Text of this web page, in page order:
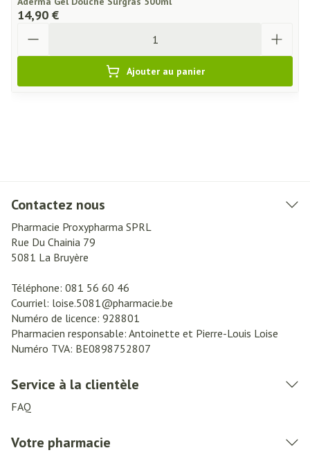
14,90 €
Ajouter au panier
Contactez nous
Pharmacie Proxypharma SPRL
Rue Du Chainia 79
5081 La Bruyère
Téléphone: 081 56 60 46
Courriel: loise.5081@pharmacie.be
Numéro de licence: 928801
Pharmacien responsable: Antoinette et Pierre-Louis Loise
Numéro TVA: BE0898752807
Service à la clientèle
FAQ
Votre pharmacie